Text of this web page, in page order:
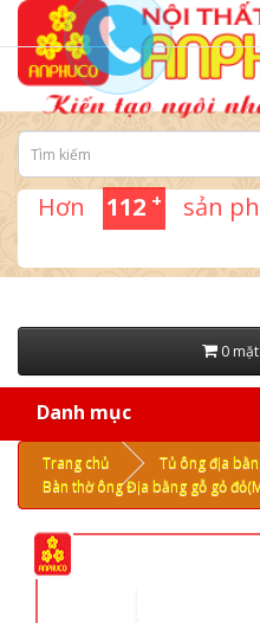
Hơn 112 + sản
0
Danh mục
Trang chủ
Tủ ông địa
Bàn thờ ông Địa bằng gỗ gỏ